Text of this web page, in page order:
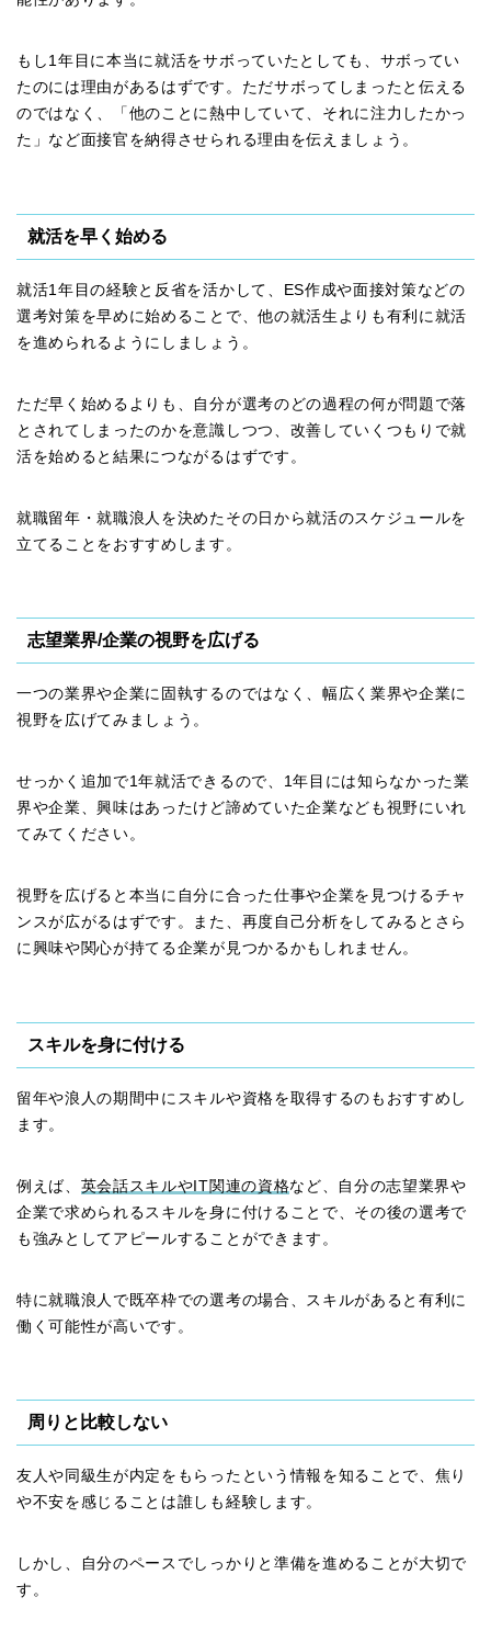
もし1年目に本当に就活をサボっていたとしても、サボってい
たのには理由があるはずです。ただサボってしまったと伝える
のではなく、「他のことに熱中していて、それに注力したかっ
た」など面接官を納得させられる理由を伝えましょう。
就活を早く始める
就活1年目の経験と反省を活かして、ES作成や面接対策などの
選考対策を早めに始めることで、他の就活生よりも有利に就活
を進められるようにしましょう。
ただ早く始めるよりも、自分が選考のどの過程の何が問題で落
とされてしまったのかを意識しつつ、改善していくつもりで就
活を始めると結果につながるはずです。
就職留年・就職浪人を決めたその日から就活のスケジュールを
立てることをおすすめします。
志望業界/企業の視野を広げる
一つの業界や企業に固執するのではなく、幅広く業界や企業に
視野を広げてみましょう。
せっかく追加で1年就活できるので、1年目には知らなかった業
界や企業、興味はあったけど諦めていた企業なども視野にいれ
てみてください。
視野を広げると本当に自分に合った仕事や企業を見つけるチャ
ンスが広がるはずです。また、再度自己分析をしてみるとさら
に興味や関心が持てる企業が見つかるかもしれません。
スキルを身に付ける
留年や浪人の期間中にスキルや資格を取得するのもおすすめし
ます。
例えば、 英会話スキルやIT関連の資格など、自分の志望業界や
企業で求められるスキルを身に付けることで、その後の選考で
も強みとしてアピールすることができます。
特に就職浪人で既卒枠での選考の場合、スキルがあると有利に
働く可能性が高いです。
周りと比較しない
友人や同級生が内定をもらったという情報を知ることで、焦り
や不安を感じることは誰しも経験します。
しかし、自分のペースでしっかりと準備を進めることが大切で
す。